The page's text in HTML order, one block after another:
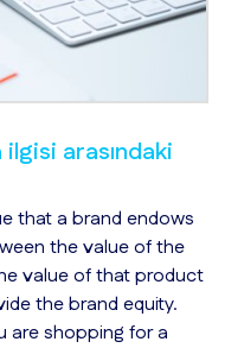
arasındaki
that a brand endows
the value of the
value of that product
the brand equity.
are shopping for a